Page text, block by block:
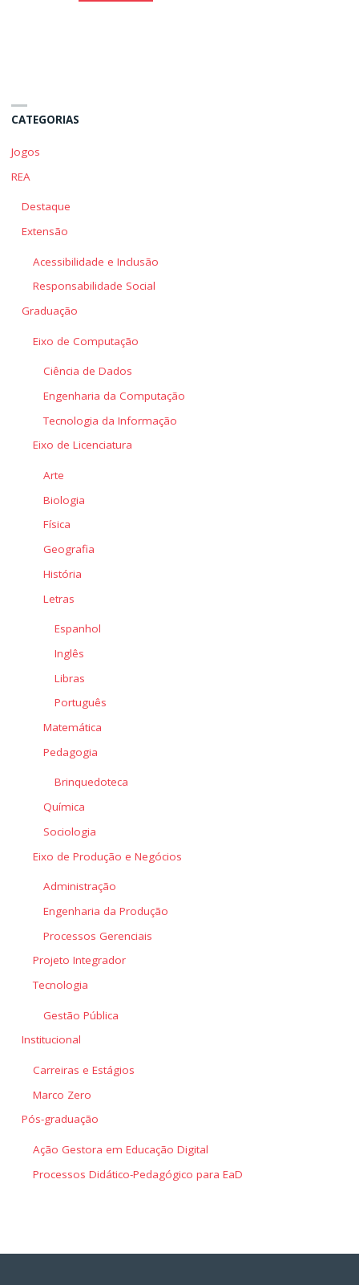
CATEGORIAS
Jogos
REA
Destaque
Extensão
Acessibilidade e Inclusão
Responsabilidade Social
Graduação
Eixo de Computação
Ciência de Dados
Engenharia da Computação
Tecnologia da Informação
Eixo de Licenciatura
Arte
Biologia
Física
Geografia
História
Letras
Espanhol
Inglês
Libras
Português
Matemática
Pedagogia
Brinquedoteca
Química
Sociologia
Eixo de Produção e Negócios
Administração
Engenharia da Produção
Processos Gerenciais
Projeto Integrador
Tecnologia
Gestão Pública
Institucional
Carreiras e Estágios
Marco Zero
Pós-graduação
Ação Gestora em Educação Digital
Processos Didático-Pedagógico para EaD